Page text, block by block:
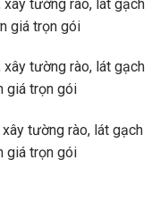
tường rào, lát gạch
giá trọn gói
tường rào, lát gạch
giá trọn gói
tường rào, lát gạch
giá trọn gói